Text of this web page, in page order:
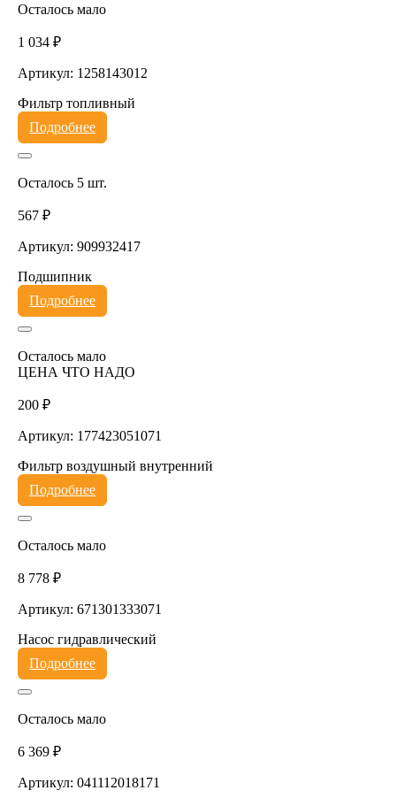
Осталось мало
1 034 ₽
Артикул: 1258143012
Фильтр топливный
Подробнее
Осталось 5 шт.
567 ₽
Артикул: 909932417
Подшипник
Подробнее
Осталось мало
ЦЕНА ЧТО НАДО
200 ₽
Артикул: 177423051071
Фильтр воздушный внутренний
Подробнее
Осталось мало
8 778 ₽
Артикул: 671301333071
Насос гидравлический
Подробнее
Осталось мало
6 369 ₽
Артикул: 041112018171